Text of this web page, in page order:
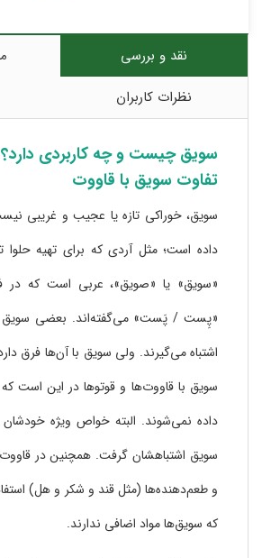
یا آب. این سویق بهترین مکمل شیر مادر
سویق های گندم ،جو ،نخود ،سنجد و عدس
نحوه مصرف سویق کودک
مخلوط کردن با شیر ولرم
مخلوط کردن با شیره ‌ها و درست کردن حلوا
سویق را میتوانیم به جای آرد با مواد
های با مزه بپزیم.
را با خرما مخلوط کنیم
نقد و بررسی
نظرات کاربران
سویق چیست و چه کاربردی دارد؟
تفاوت سویق با قاووت
سویق، خوراکی تازه یا عجیب و غریبی
داده است؛ مثل آردی که برای تهیه
«سویق» یا «صویق»، عربی است که در
«پِست / پَست» می‌گفته‌اند. بعضی سویق
اشتباه می‌گیرند. ولی سویق با آن‌ها فرق
سویق با قاووت‌ها و قوتوها در این است
داده نمی‌شوند. البته خواص ویژه خودشان
سویق اشتباهشان گرفت. همچنین در
و طعم‌دهند‌ه‌ها (مثل قند و شکر و هل)
که سویق‌ها مواد اضافی ندارند.